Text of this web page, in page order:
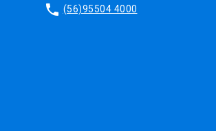
phone (56)95504 4000